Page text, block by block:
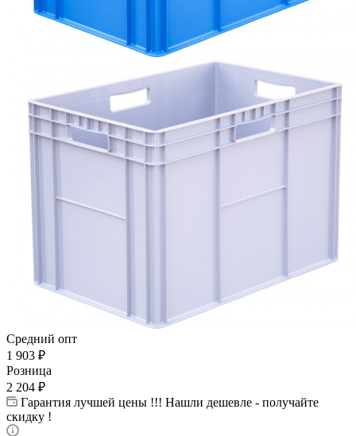
Средний опт
1 903 ₽
Розница
2 204 ₽
Гарантия лучшей цены !!! Нашли дешевле - получайте
скидку !